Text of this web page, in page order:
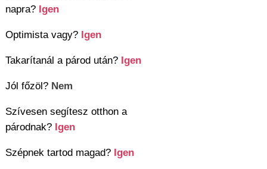
napra? Igen
Optimista vagy? Igen
Takarítanál a párod után? Igen
Jól főzöl? Nem
Szívesen segítesz otthon a
párodnak? Igen
Szépnek tartod magad? Igen